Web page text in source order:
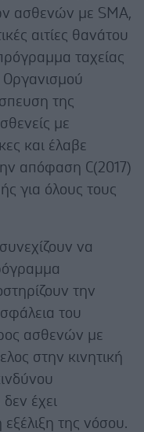
ασθενών με SMA,
αιτίες θανάτου
ταχείας
της
με
και έλαβε
απόφαση C(2017)
για όλους τους
να
την
του
ασθενών με
στην κινητική
έχει
της νόσου.